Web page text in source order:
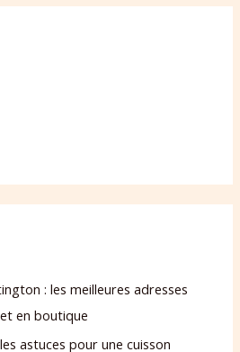
: les meilleures adresses
en boutique
astuces pour une cuisson